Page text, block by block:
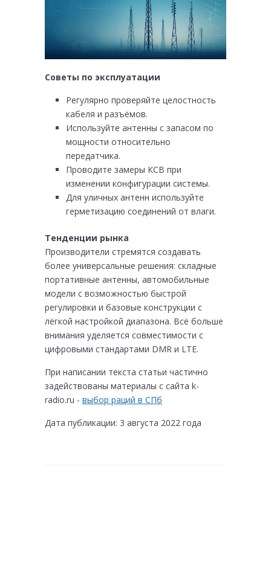
Советы по эксплуатации
Регулярно проверяйте целостность
кабеля и разъёмов.
Используйте антенны с запасом по
мощности относительно
передатчика.
Проводите замеры КСВ при
изменении конфигурации системы.
Для уличных антенн используйте
герметизацию соединений от влаги.
Тенденции рынка
Производители стремятся создавать
более универсальные решения: складные
портативные антенны, автомобильные
модели с возможностью быстрой
регулировки и базовые конструкции с
лёгкой настройкой диапазона. Всё больше
внимания уделяется совместимости с
цифровыми стандартами DMR и LTE.
При написании текста статьи частично
задействованы материалы с сайта k-
radio.ru - выбор раций в СПб
Дата публикации: 3 августа 2022 года